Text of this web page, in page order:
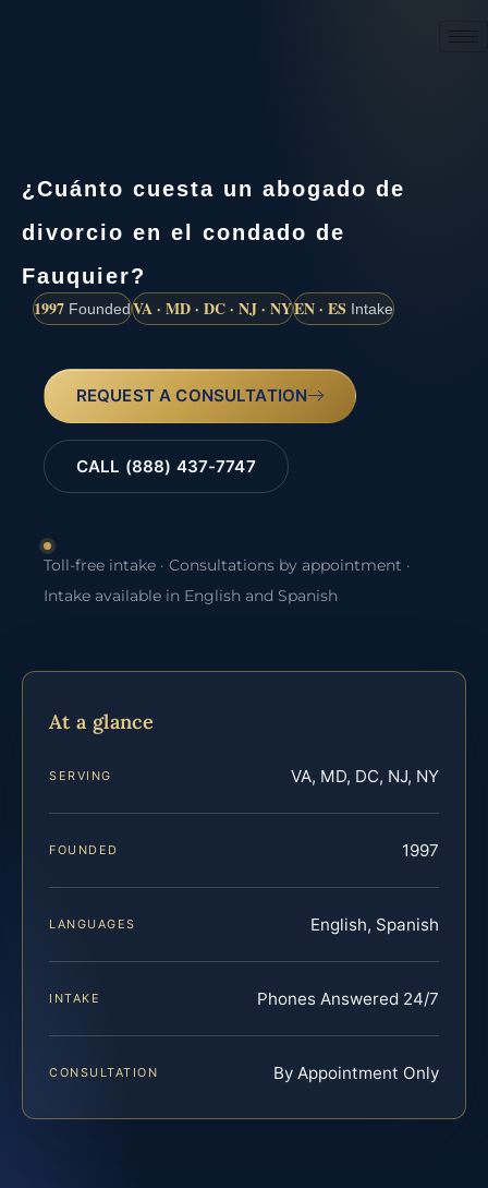
¿Cuánto cuesta un abogado de
divorcio en el condado de
Fauquier?
1997 FoundedVA · MD · DC · NJ · NYEN · ES Intake
REQUEST A CONSULTATION
CALL (888) 437-7747
Toll-free intake · Consultations by appointment ·
Intake available in English and Spanish
At a glance
SERVING VA, MD, DC, NJ, NY
FOUNDED 1997
LANGUAGES English, Spanish
INTAKE Phones Answered 24/7
CONSULTATION By Appointment Only